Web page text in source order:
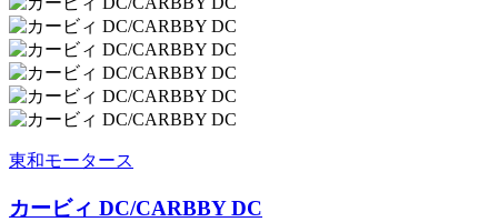
東和モータース
カービィ DC/CARBBY DC